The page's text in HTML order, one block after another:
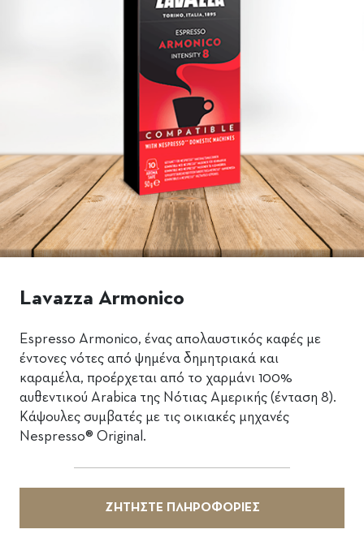
Lavazza Armonico
Espresso Armonico, ένας απολαυστικός καφές με
έντονες νότες από ψημένα δημητριακά και
καραμέλα, προέρχεται από το χαρμάνι 100%
αυθεντικού Arabica της Νότιας Αμερικής (ένταση 8).
Κάψουλες συμβατές με τις οικιακές μηχανές
Nespresso® Original.
ΖΗΤΗΣΤΕ ΠΛΗΡΟΦΟΡΙΕΣ